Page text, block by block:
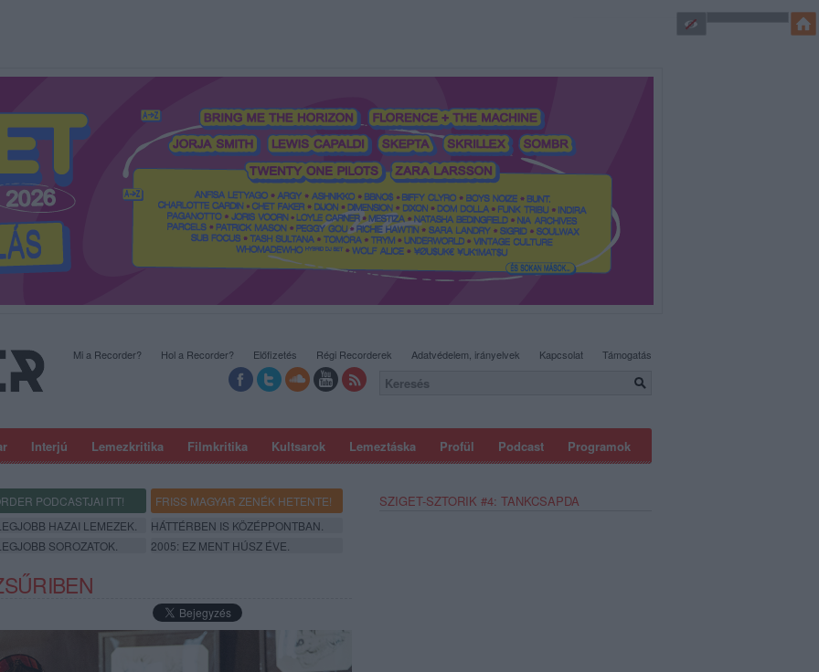
Interjú Lemezkritika Filmkritika Kultsarok Lemeztáska Profül Podcast Programok
Mi a Recorder? Hol a Recorder? Előfizetés Régi Recorderek Adatvédelem, irányelvek Kapcsolat Támogatás
PODCASTJAI ITT!
FRISS MAGYAR ZENÉK HETENTE!
HAZAI LEMEZEK.
HÁTTÉRBEN IS KÖZÉPPONTBAN.
SOROZATOK. 2005: EZ MENT HÚSZ ÉVE.
SZIGET-SZTORIK #4: TANKCSAPDA
SÜTI BEÁLLÍTÁSOK MÓDOSÍTÁSA